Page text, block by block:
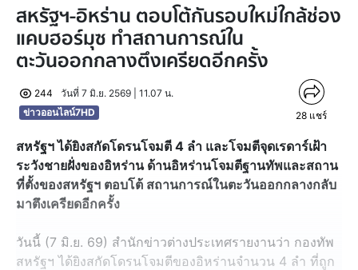
สหรัฐฯ-อิหร่าน ตอบโต้กันรอบใหม่ใกล้ช่อง
แคบฮอร์มุซ ทำสถานการณ์ใน
ตะวันออกกลางตึงเครียดอีกครั้ง
244
วันที่ 7 มิ.ย. 2569 | 11.07 น.
ข่าวออนไลน์7HD
28 แชร์
สหรัฐฯ ได้ยิงสกัดโดรนโจมตี 4 ลำ และโจมตีจุดเรดาร์เฝ้า
ระวังชายฝั่งของอิหร่าน ด้านอิหร่านโจมตีฐานทัพและสถาน
ที่ตั้งของสหรัฐฯ ตอบโต้ สถานการณ์ในตะวันออกกลางกลับ
มาตึงเครียดอีกครั้ง
วันนี้ (7 มิ.ย. 69) สำนักข่าวต่างประเทศรายงานว่า กองทัพ
สหรัฐฯ ได้ยิงสกัดโดรนโจมตีของอิหร่านจำนวน 4 ลำ ที่ถูก